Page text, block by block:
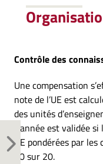
Contrôle des
Une compensation
note de l’UE est
des unités
L’année est validée
UE pondérées par
10 sur 20.